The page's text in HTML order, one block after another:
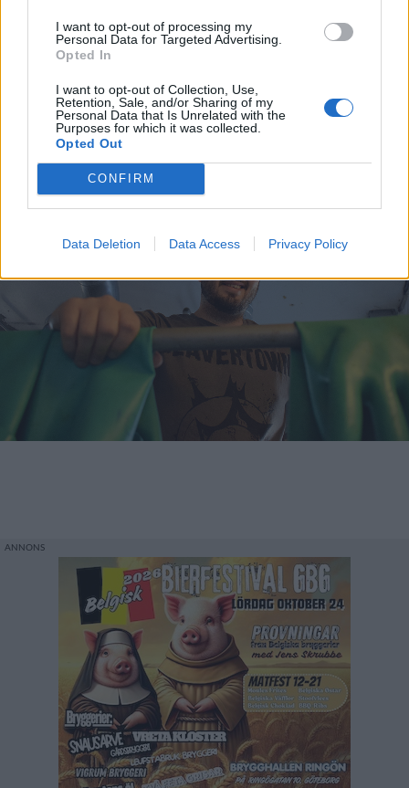
I want to opt-out of processing my
Personal Data for Targeted Advertising.
Opted In
I want to opt-out of Collection, Use,
Retention, Sale, and/or Sharing of my
Personal Data that Is Unrelated with the
Purposes for which it was collected.
Opted Out
CONFIRM
Data Deletion Data Access Privacy Policy
BRYGGERIER
Oli ser fram emot jobbet i
Göteborg
Publicerat2018-05-29